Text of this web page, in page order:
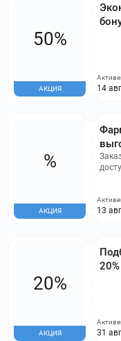
50%
АКЦИЯ 14
%
АКЦИЯ 13
20%
АКЦИЯ 31